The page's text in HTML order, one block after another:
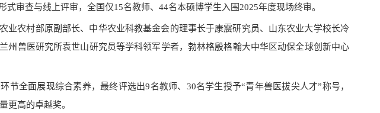
审查与线上评审，全国仅15名教师、44名本硕博学生入围2025年度现场终审。
业农村部原副部长、中华农业科教基金会的理事长于康震研究员、山东农业大学校长冷
州兽医研究所袁世山研究员等学科领军学者，勃林格殷格翰大中华区动保全球创新中心
节全面展现综合素养，最终评选出9名教师、30名学生授予“青年兽医拔尖人才”称号，
更高的卓越奖。